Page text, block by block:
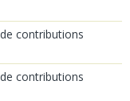
de contributions
de contributions